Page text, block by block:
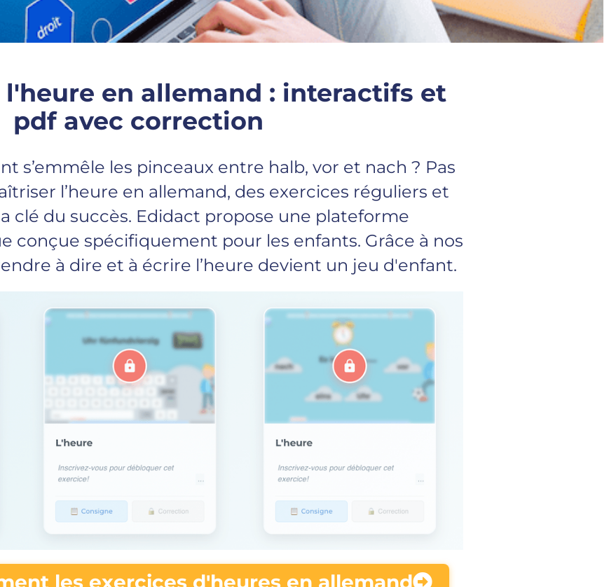
l'heure en allemand : interactifs et
pdf avec correction
s’emmêle les pinceaux entre halb, vor et nach ? Pas
l’heure en allemand, des exercices réguliers et
clé du succès. Edidact propose une plateforme
conçue spécifiquement pour les enfants. Grâce à nos
à dire et à écrire l’heure devient un jeu d'enfant.
les exercices d'heures en allemand